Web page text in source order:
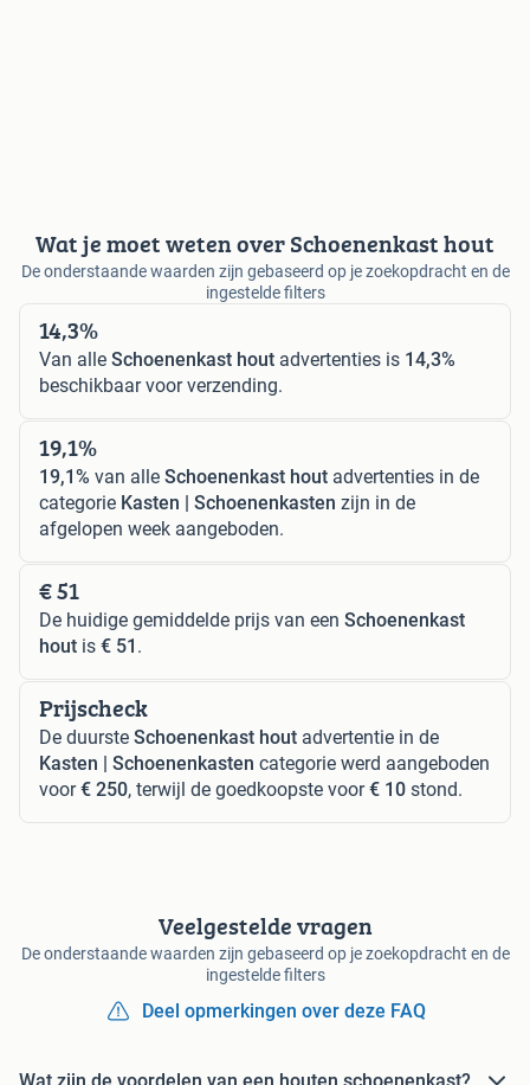
Wat je moet weten over Schoenenkast hout
De onderstaande waarden zijn gebaseerd op je zoekopdracht en de
ingestelde filters
14,3%
Van alle Schoenenkast hout advertenties is 14,3%
beschikbaar voor verzending.
19,1%
19,1% van alle Schoenenkast hout advertenties in de
categorie Kasten | Schoenenkasten zijn in de
afgelopen week aangeboden.
€ 51
De huidige gemiddelde prijs van een Schoenenkast
hout is € 51 .
Prijscheck
De duurste Schoenenkast hout advertentie in de
Kasten | Schoenenkasten categorie werd aangeboden
voor€ 250, terwijl de goedkoopste voor€ 10 stond.
Veelgestelde vragen
De onderstaande waarden zijn gebaseerd op je zoekopdracht en de
ingestelde filters
Deel opmerkingen over deze FAQ